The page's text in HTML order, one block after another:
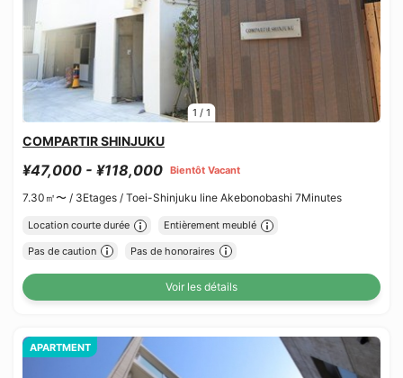
1 / 1
COMPARTIR SHINJUKU
¥47,000 - ¥118,000 Bientôt Vacant
7.30㎡〜 / 3Etages / Toei-Shinjuku line Akebonobashi 7Minutes
Location courte durée Entièrement meublé
Pas de caution Pas de honoraires
Voir les détails
APARTMENT